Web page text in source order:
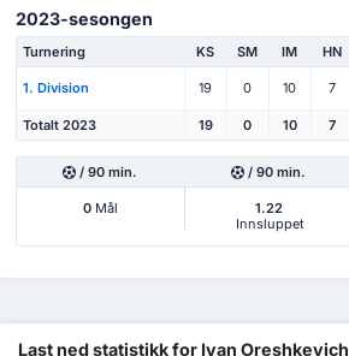
2023-sesongen
Turnering KS SM IM HN
1. Division 19 0 10 7
Totalt 2023 19 0 10 7
/ 90 min. / 90 min.
0Mål
1.22
Innsluppet
Last ned statistikk for Ivan Oreshkevich